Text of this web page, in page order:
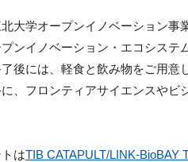
大学オープンイノベーション事
ンイノベーション・エコシステ
後には、軽食と飲み物をご用意
、フロンティアサイエンスやビ
はTIB CATAPULT/LINK-BioBAY